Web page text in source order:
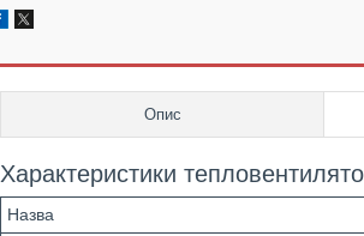
Опис
Характеристики
Назва